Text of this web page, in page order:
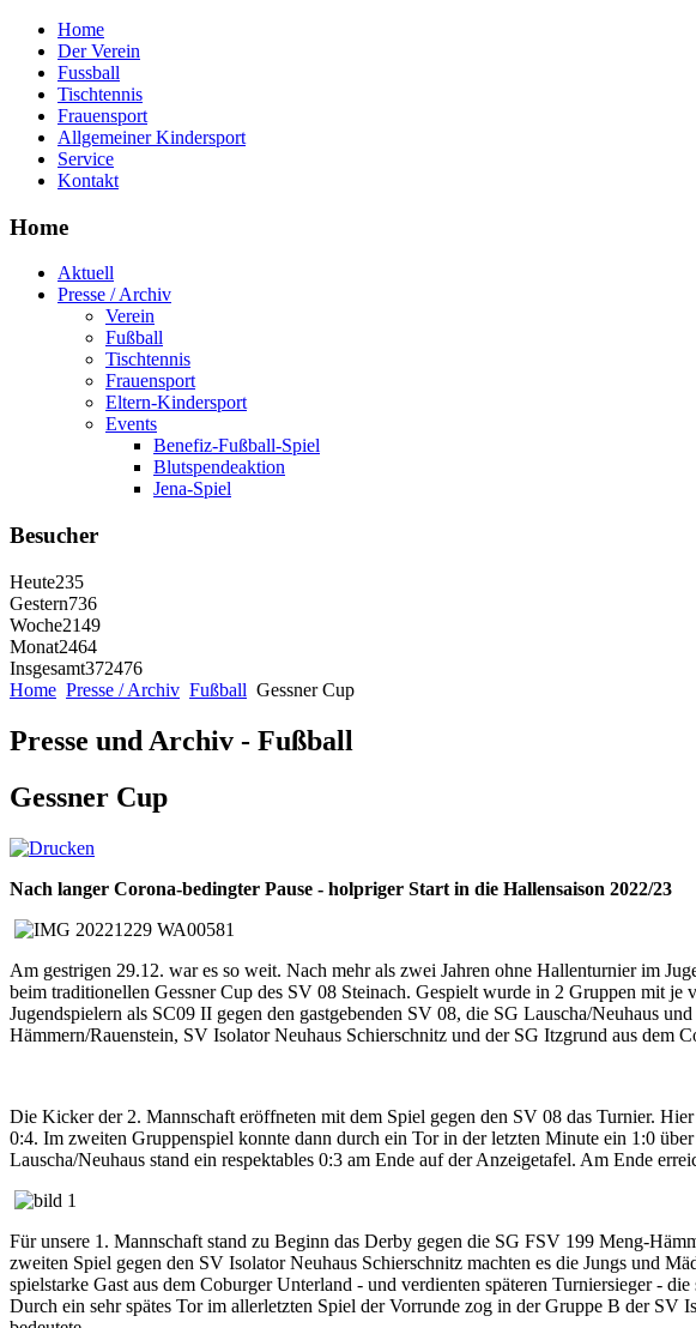
Home
Der Verein
Fussball
Tischtennis
Frauensport
Allgemeiner Kindersport
Service
Kontakt
Home
Aktuell
Presse / Archiv
Verein
Fußball
Tischtennis
Frauensport
Eltern-Kindersport
Events
Benefiz-Fußball-Spiel
Blutspendeaktion
Jena-Spiel
Besucher
Heute235
Gestern736
Woche2149
Monat2464
Insgesamt372476
Home Presse / Archiv Fußball Gessner Cup
Presse und Archiv - Fußball
Gessner Cup
Nach langer Corona-bedingter Pause - holpriger Start in die Hallensaison 2022/23
Am gestrigen 29.12. war es so weit. Nach mehr als zwei Jahren ohne Hallenturnier im
beim traditionellen Gessner Cup des SV 08 Steinach. Gespielt wurde in 2 Gruppen mit
Jugendspielern als SC09 II gegen den gastgebenden SV 08, die SG Lauscha/Neuhaus
Hämmern/Rauenstein, SV Isolator Neuhaus Schierschnitz und der SG Itzgrund aus dem
Die Kicker der 2. Mannschaft eröffneten mit dem Spiel gegen den SV 08 das Turnier.
0:4. Im zweiten Gruppenspiel konnte dann durch ein Tor in der letzten Minute ein 1:0
Lauscha/Neuhaus stand ein respektables 0:3 am Ende auf der Anzeigetafel. Am Ende
Für unsere 1. Mannschaft stand zu Beginn das Derby gegen die SG FSV 199 Meng-
zweiten Spiel gegen den SV Isolator Neuhaus Schierschnitz machten es die Jungs und
spielstarke Gast aus dem Coburger Unterland - und verdienten späteren Turniersieger -
Durch ein sehr spätes Tor im allerletzten Spiel der Vorrunde zog in der Gruppe B der SV